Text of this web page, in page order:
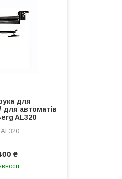
для
автоматів
AL320
AL320
₴